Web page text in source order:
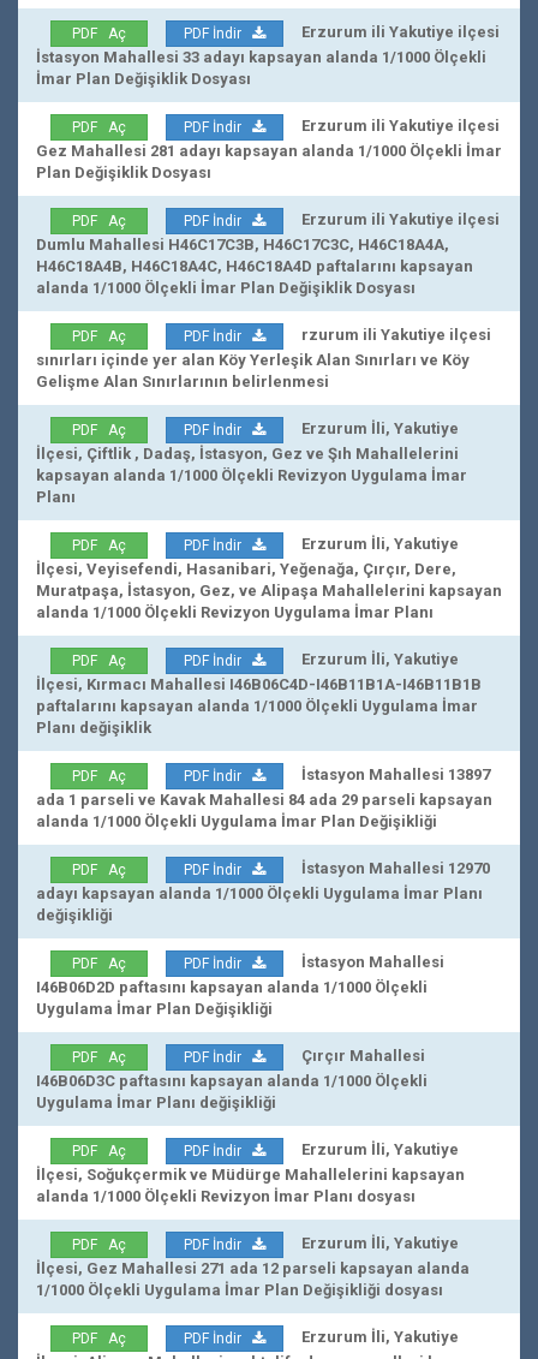
PDF Aç PDF İndir
Erzurum ili Yakutiye ilçesi
İstasyon Mahallesi 33 adayı kapsayan alanda 1/1000 Ölçekli
İmar Plan Değişiklik Dosyası
PDF Aç PDF İndir
Erzurum ili Yakutiye ilçesi
Gez Mahallesi 281 adayı kapsayan alanda 1/1000 Ölçekli İmar
Plan Değişiklik Dosyası
PDF Aç PDF İndir
Erzurum ili Yakutiye ilçesi
Dumlu Mahallesi H46C17C3B, H46C17C3C, H46C18A4A,
H46C18A4B, H46C18A4C, H46C18A4D paftalarını kapsayan
alanda 1/1000 Ölçekli İmar Plan Değişiklik Dosyası
PDF Aç PDF İndir
rzurum ili Yakutiye ilçesi
sınırları içinde yer alan Köy Yerleşik Alan Sınırları ve Köy
Gelişme Alan Sınırlarının belirlenmesi
PDF Aç PDF İndir
Erzurum İli, Yakutiye
İlçesi, Çiftlik , Dadaş, İstasyon, Gez ve Şıh Mahallelerini
kapsayan alanda 1/1000 Ölçekli Revizyon Uygulama İmar
Planı
PDF Aç PDF İndir
Erzurum İli, Yakutiye
İlçesi, Veyisefendi, Hasanibari, Yeğenağa, Çırçır, Dere,
Muratpaşa, İstasyon, Gez, ve Alipaşa Mahallelerini kapsayan
alanda 1/1000 Ölçekli Revizyon Uygulama İmar Planı
PDF Aç PDF İndir
Erzurum İli, Yakutiye
İlçesi, Kırmacı Mahallesi I46B06C4D-I46B11B1A-I46B11B1B
paftalarını kapsayan alanda 1/1000 Ölçekli Uygulama İmar
Planı değişiklik
PDF Aç PDF İndir
İstasyon Mahallesi 13897
ada 1 parseli ve Kavak Mahallesi 84 ada 29 parseli kapsayan
alanda 1/1000 Ölçekli Uygulama İmar Plan Değişikliği
PDF Aç PDF İndir
İstasyon Mahallesi 12970
adayı kapsayan alanda 1/1000 Ölçekli Uygulama İmar Planı
değişikliği
PDF Aç PDF İndir
İstasyon Mahallesi
I46B06D2D paftasını kapsayan alanda 1/1000 Ölçekli
Uygulama İmar Plan Değişikliği
PDF Aç PDF İndir
Çırçır Mahallesi
I46B06D3C paftasını kapsayan alanda 1/1000 Ölçekli
Uygulama İmar Planı değişikliği
PDF Aç PDF İndir
Erzurum İli, Yakutiye
İlçesi, Soğukçermik ve Müdürge Mahallelerini kapsayan
alanda 1/1000 Ölçekli Revizyon İmar Planı dosyası
PDF Aç PDF İndir
Erzurum İli, Yakutiye
İlçesi, Gez Mahallesi 271 ada 12 parseli kapsayan alanda
1/1000 Ölçekli Uygulama İmar Plan Değişikliği dosyası
PDF Aç PDF İndir
Erzurum İli, Yakutiye